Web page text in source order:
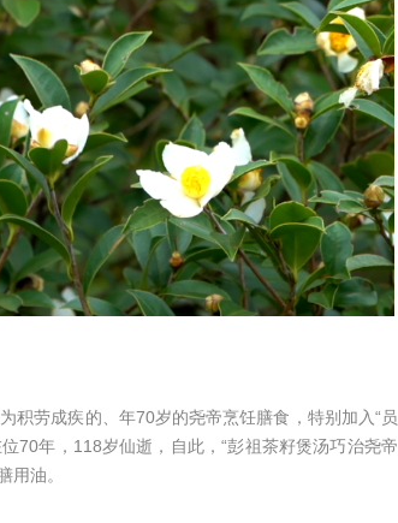
积劳成疾的、年70岁的尧帝烹饪膳食，特别加入“员
70年，118岁仙逝，自此，“彭祖茶籽煲汤巧治尧帝
用油。